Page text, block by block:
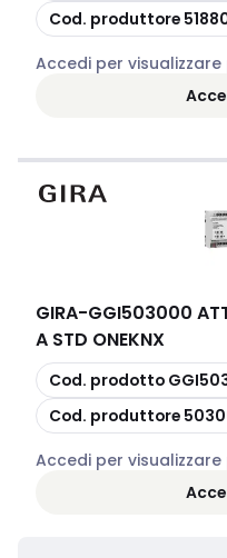
copia
Cod. produttore
Accedi per
GIRA-GGI503000
A STD ONEKNX
copia
Cod. prodotto
copia
Cod. produttore
Accedi per